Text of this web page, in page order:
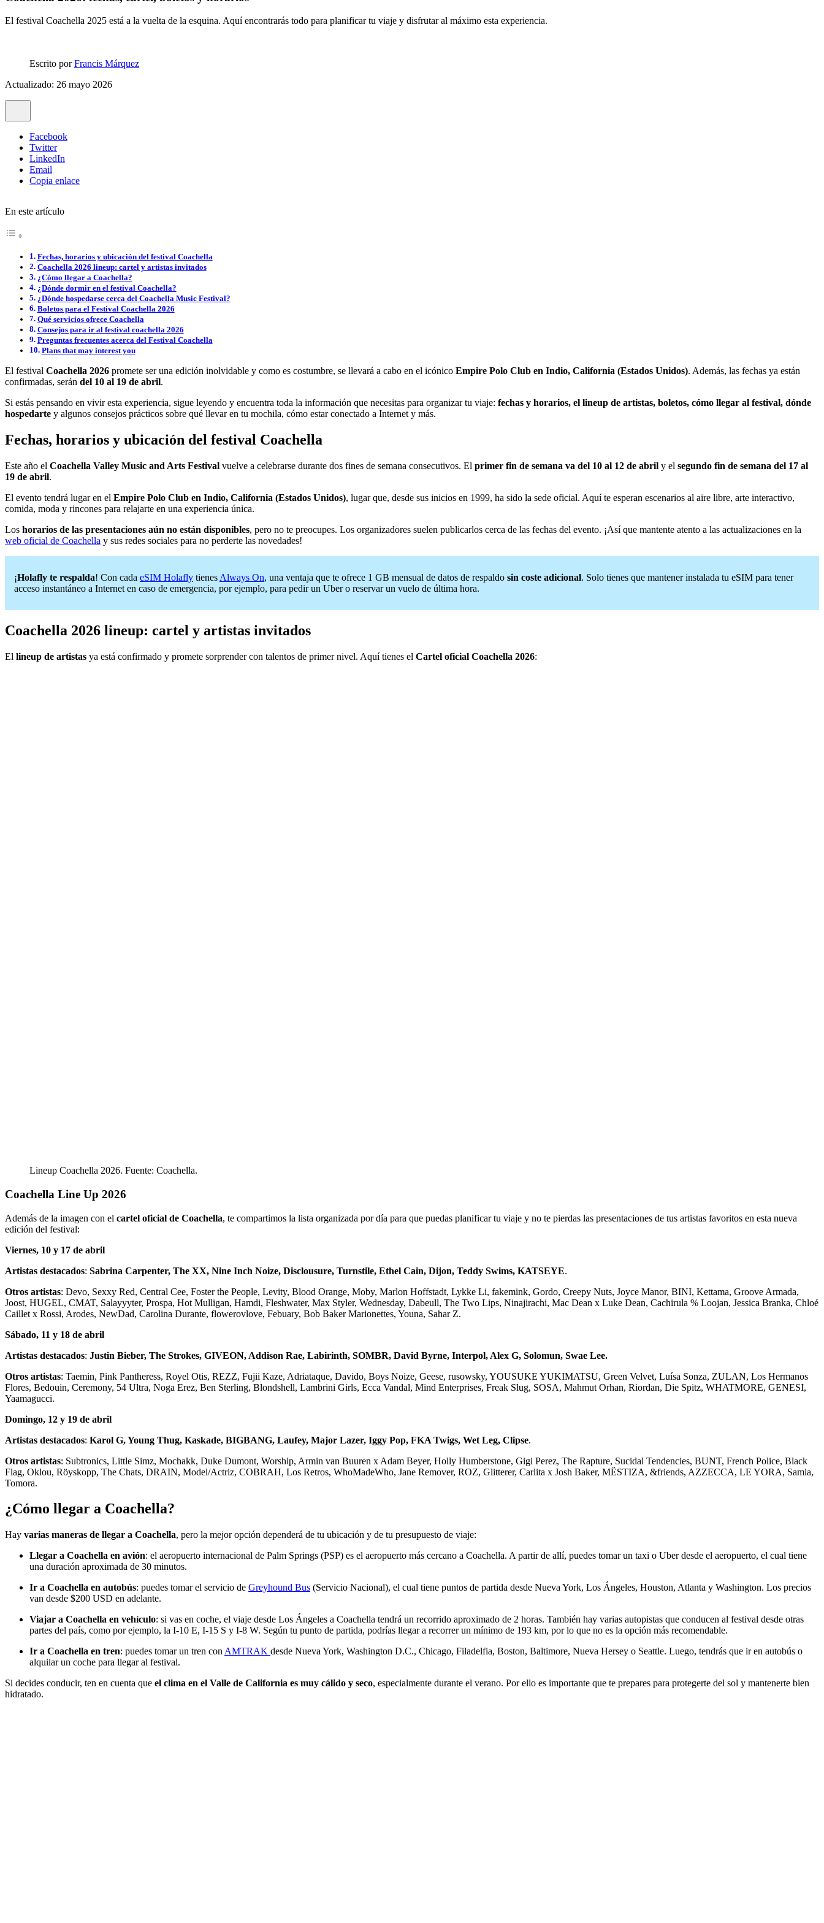
El festival Coachella 2025 está a la vuelta de la esquina. Aquí encontrarás todo para planificar tu viaje y disfrutar al máximo esta experiencia.
Escrito porFrancis Márquez
Actualizado: 26 mayo 2026
Facebook
Twitter
LinkedIn
Email
Copia enlace
En este artículo
Fechas, horarios y ubicación del festival Coachella
Coachella 2026 lineup: cartel y artistas invitados
¿Cómo llegar a Coachella?
¿Dónde dormir en el festival Coachella?
¿Dónde hospedarse cerca del Coachella Music Festival?
Boletos para el Festival Coachella 2026
Qué servicios ofrece Coachella
Consejos para ir al festival coachella 2026
Preguntas frecuentes acerca del Festival Coachella
Plans that may interest you
El festival Coachella 2026 promete ser una edición inolvidable y como es costumbre, se llevará a cabo en el icónico Empire Polo Club en Indio, California (Estados Unidos). Además, las fechas ya están
confirmadas, serán del 10 al 19 de abril.
Si estás pensando en vivir esta experiencia, sigue leyendo y encuentra toda la información que necesitas para organizar tu viaje: fechas y horarios, el lineup de artistas, boletos, cómo llegar al festival, dónde
hospedarte y algunos consejos prácticos sobre qué llevar en tu mochila, cómo estar conectado a Internet y más.
Fechas, horarios y ubicación del festival Coachella
Este año el Coachella Valley Music and Arts Festival vuelve a celebrarse durante dos fines de semana consecutivos. El primer fin de semana va del 10 al 12 de abril y el segundo fin de semana del 17 al
19 de abril.
El evento tendrá lugar en el Empire Polo Club en Indio, California (Estados Unidos), lugar que, desde sus inicios en 1999, ha sido la sede oficial. Aquí te esperan escenarios al aire libre, arte interactivo,
comida, moda y rincones para relajarte en una experiencia única.
Los horarios de las presentaciones aún no están disponibles, pero no te preocupes. Los organizadores suelen publicarlos cerca de las fechas del evento. ¡Así que mantente atento a las actualizaciones en la
web oficial de Coachella y sus redes sociales para no perderte las novedades!
¡Holafly te respalda! Con cada eSIM Holafly tienes Always On, una ventaja que te ofrece 1 GB mensual de datos de respaldo sin coste adicional. Solo tienes que mantener instalada tu eSIM para tener
acceso instantáneo a Internet en caso de emergencia, por ejemplo, para pedir un Uber o reservar un vuelo de última hora.
Coachella 2026 lineup: cartel y artistas invitados
El lineup de artistas ya está confirmado y promete sorprender con talentos de primer nivel. Aquí tienes el Cartel oficial Coachella 2026:
Lineup Coachella 2026. Fuente: Coachella.
Coachella Line Up 2026
Además de la imagen con el cartel oficial de Coachella, te compartimos la lista organizada por día para que puedas planificar tu viaje y no te pierdas las presentaciones de tus artistas favoritos en esta nueva
edición del festival:
Viernes, 10 y 17 de abril
Artistas destacados: Sabrina Carpenter, The XX, Nine Inch Noize, Disclousure, Turnstile, Ethel Cain, Dijon, Teddy Swims, KATSEYE.
Otros artistas: Devo, Sexxy Red, Central Cee, Foster the People, Levity, Blood Orange, Moby, Marlon Hoffstadt, Lykke Li, fakemink, Gordo, Creepy Nuts, Joyce Manor, BINI, Kettama, Groove Armada,
Joost, HUGEL, CMAT, Salayyyter, Prospa, Hot Mulligan, Hamdi, Fleshwater, Max Styler, Wednesday, Dabeull, The Two Lips, Ninajirachi, Mac Dean x Luke Dean, Cachirula % Loojan, Jessica Branka, Chloé
Caillet x Rossi, Arodes, NewDad, Carolina Durante, flowerovlove, Febuary, Bob Baker Marionettes, Youna, Sahar Z.
Sábado, 11 y 18 de abril
Artistas destacados: Justin Bieber, The Strokes, GIVEON, Addison Rae, Labirinth, SOMBR, David Byrne, Interpol, Alex G, Solomun, Swae Lee.
Otros artistas: Taemin, Pink Pantheress, Royel Otis, REZZ, Fujii Kaze, Adriataque, Davido, Boys Noize, Geese, rusowsky, YOUSUKE YUKIMATSU, Green Velvet, Luísa Sonza, ZULAN, Los Hermanos
Flores, Bedouin, Ceremony, 54 Ultra, Noga Erez, Ben Sterling, Blondshell, Lambrini Girls, Ecca Vandal, Mind Enterprises, Freak Slug, SOSA, Mahmut Orhan, Riordan, Die Spitz, WHATMORE, GENESI,
Yaamagucci.
Domingo, 12 y 19 de abril
Artistas destacados: Karol G, Young Thug, Kaskade, BIGBANG, Laufey, Major Lazer, Iggy Pop, FKA Twigs, Wet Leg, Clipse.
Otros artistas: Subtronics, Little Simz, Mochakk, Duke Dumont, Worship, Armin van Buuren x Adam Beyer, Holly Humberstone, Gigi Perez, The Rapture, Sucidal Tendencies, BUNT, French Police, Black
Flag, Oklou, Röyskopp, The Chats, DRAIN, Model/Actriz, COBRAH, Los Retros, WhoMadeWho, Jane Remover, ROZ, Glitterer, Carlita x Josh Baker, MËSTIZA, &friends, AZZECCA, LE YORA, Samia,
Tomora.
¿Cómo llegar a Coachella?
Hay varias maneras de llegar a Coachella, pero la mejor opción dependerá de tu ubicación y de tu presupuesto de viaje:
Llegar a Coachella en avión: el aeropuerto internacional de Palm Springs (PSP) es el aeropuerto más cercano a Coachella. A partir de allí, puedes tomar un taxi o Uber desde el aeropuerto, el cual tiene
una duración aproximada de 30 minutos.
Ir a Coachella en autobús: puedes tomar el servicio de Greyhound Bus (Servicio Nacional), el cual tiene puntos de partida desde Nueva York, Los Ángeles, Houston, Atlanta y Washington. Los precios
van desde $200 USD en adelante.
Viajar a Coachella en vehículo: si vas en coche, el viaje desde Los Ángeles a Coachella tendrá un recorrido aproximado de 2 horas. También hay varias autopistas que conducen al festival desde otras
partes del país, como por ejemplo, la I-10 E, I-15 S y I-8 W. Según tu punto de partida, podrías llegar a recorrer un mínimo de 193 km, por lo que no es la opción más recomendable.
Ir a Coachella en tren: puedes tomar un tren con AMTRAK desde Nueva York, Washington D.C., Chicago, Filadelfia, Boston, Baltimore, Nueva Hersey o Seattle. Luego, tendrás que ir en autobús o
alquilar un coche para llegar al festival.
Si decides conducir, ten en cuenta que el clima en el Valle de California es muy cálido y seco, especialmente durante el verano. Por ello es importante que te prepares para protegerte del sol y mantenerte bien
hidratado.